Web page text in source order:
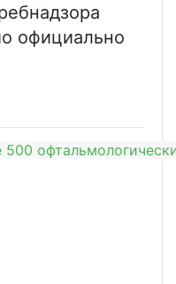
официально